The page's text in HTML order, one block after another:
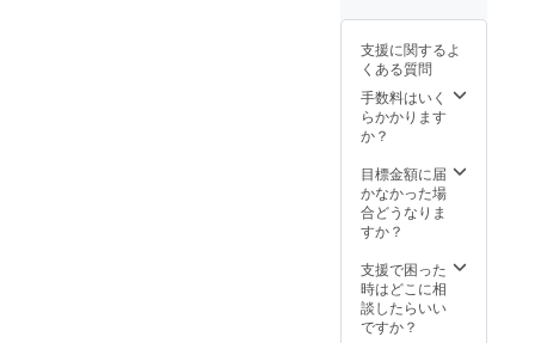
い。す
ぐに召
し上が
らない
場合
は、な
触れな
いよう
にして
さい。
冷凍便
の場
合：中
【配達
方
法】：
冷蔵・
冷凍宅
配便
法】：
冷蔵便
の場
認後す
ぐにチ
ルド室
(0~3℃)
モ）２
００g・
焼肉用
バラ肉
（カイ
ノミ・
テバ
ラ・
ショー
ンサイ
ドの中
のどれ
か１種
ンサイ
のどれ
か１種
類）４
００g
【６月
22日発
送予
定）】
：サー
ステー
キ４０
０g・モ
モ肉の
支援に関するよ
くある質問
手数料はいく
らかかります
か？
目標金額に届
かなかった場
合どうなりま
すか？
支援で困った
時はどこに相
談したらいい
ですか？